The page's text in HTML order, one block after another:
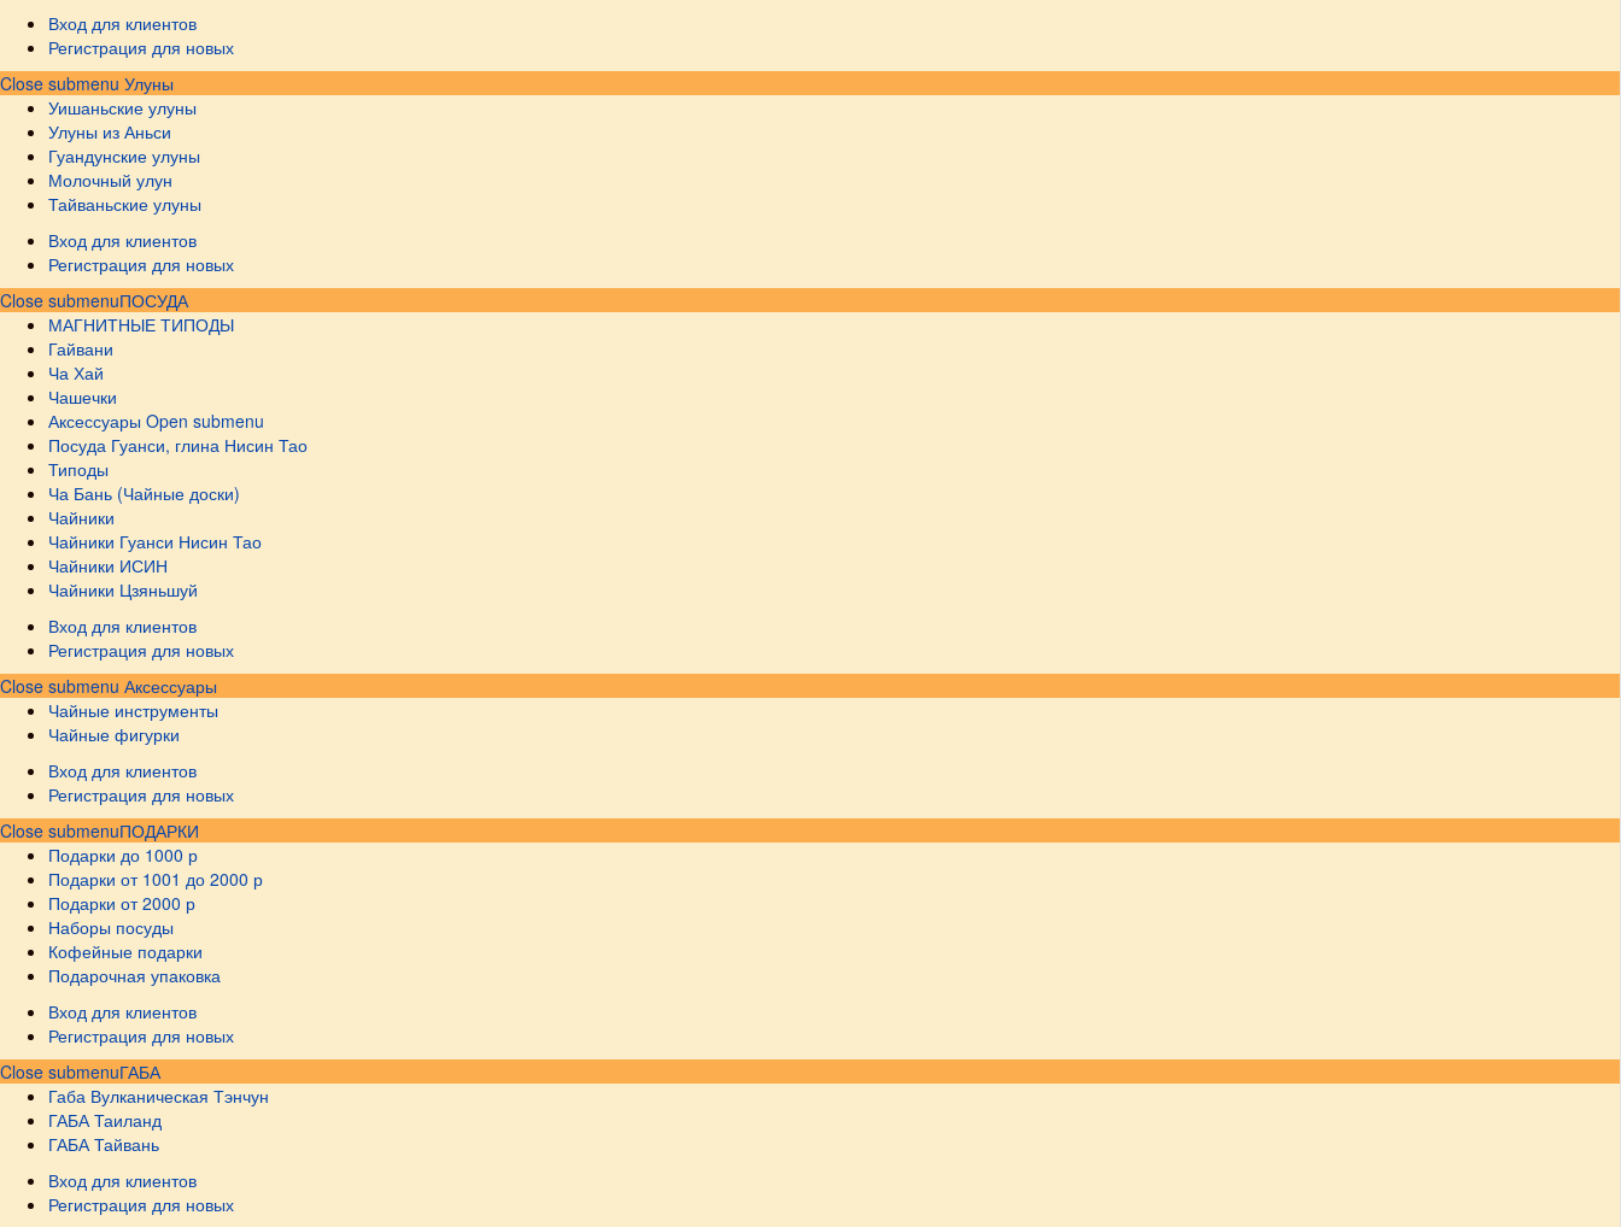
Вход для клиентов
Регистрация для новых
Close submenu Улуны
Уишаньские улуны
Улуны из Аньси
Гуандунские улуны
Молочный улун
Тайваньские улуны
Вход для клиентов
Регистрация для новых
Close submenuПОСУДА
МАГНИТНЫЕ ТИПОДЫ
Гайвани
Ча Хай
Чашечки
Аксессуары Open submenu
Посуда Гуанси, глина Нисин Тао
Типоды
Ча Бань (Чайные доски)
Чайники
Чайники Гуанси Нисин Тао
Чайники ИСИН
Чайники Цзяньшуй
Вход для клиентов
Регистрация для новых
Close submenu Аксессуары
Чайные инструменты
Чайные фигурки
Вход для клиентов
Регистрация для новых
Close submenuПОДАРКИ
Подарки до 1000 р
Подарки от 1001 до 2000 р
Подарки от 2000 р
Наборы посуды
Кофейные подарки
Подарочная упаковка
Вход для клиентов
Регистрация для новых
Close submenuГАБА
Габа Вулканическая Тэнчун
ГАБА Таиланд
ГАБА Тайвань
Вход для клиентов
Регистрация для новых